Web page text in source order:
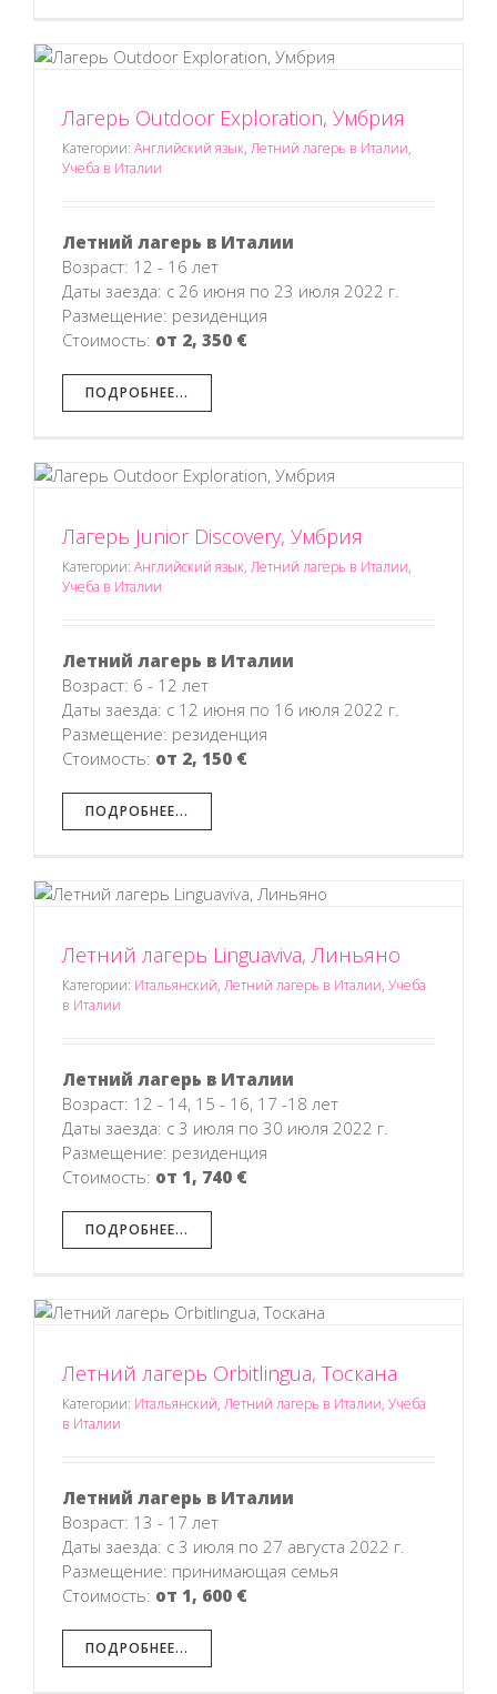
Лагерь Outdoor Exploration, Умбрия
Категории: Английский язык,Летний лагерь в Италии,
Учеба в Италии
Летний лагерь в Италии
Возраст: 12 - 16 лет
Даты заезда: с 26 июня по 23 июля 2022 г.
Размещение: резиденция
Стоимость: от 2, 350 €
ПОДРОБНЕЕ...
Лагерь Junior Discovery, Умбрия
Категории: Английский язык,Летний лагерь в Италии,
Учеба в Италии
Летний лагерь в Италии
Возраст: 6 - 12 лет
Даты заезда: с 12 июня по 16 июля 2022 г.
Размещение: резиденция
Стоимость: от 2, 150 €
ПОДРОБНЕЕ...
Летний лагерь Linguaviva, Линьяно
Категории: Итальянский,Летний лагерь в Италии, Учеба
в Италии
Летний лагерь в Италии
Возраст: 12 - 14, 15 - 16, 17 -18 лет
Даты заезда: с 3 июля по 30 июля 2022 г.
Размещение: резиденция
Стоимость: от 1, 740 €
ПОДРОБНЕЕ...
Летний лагерь Orbitlingua, Тоскана
Категории: Итальянский,Летний лагерь в Италии, Учеба
в Италии
Летний лагерь в Италии
Возраст: 13 - 17 лет
Даты заезда: с 3 июля по 27 августа 2022 г.
Размещение: принимающая семья
Стоимость: от 1, 600 €
ПОДРОБНЕЕ...